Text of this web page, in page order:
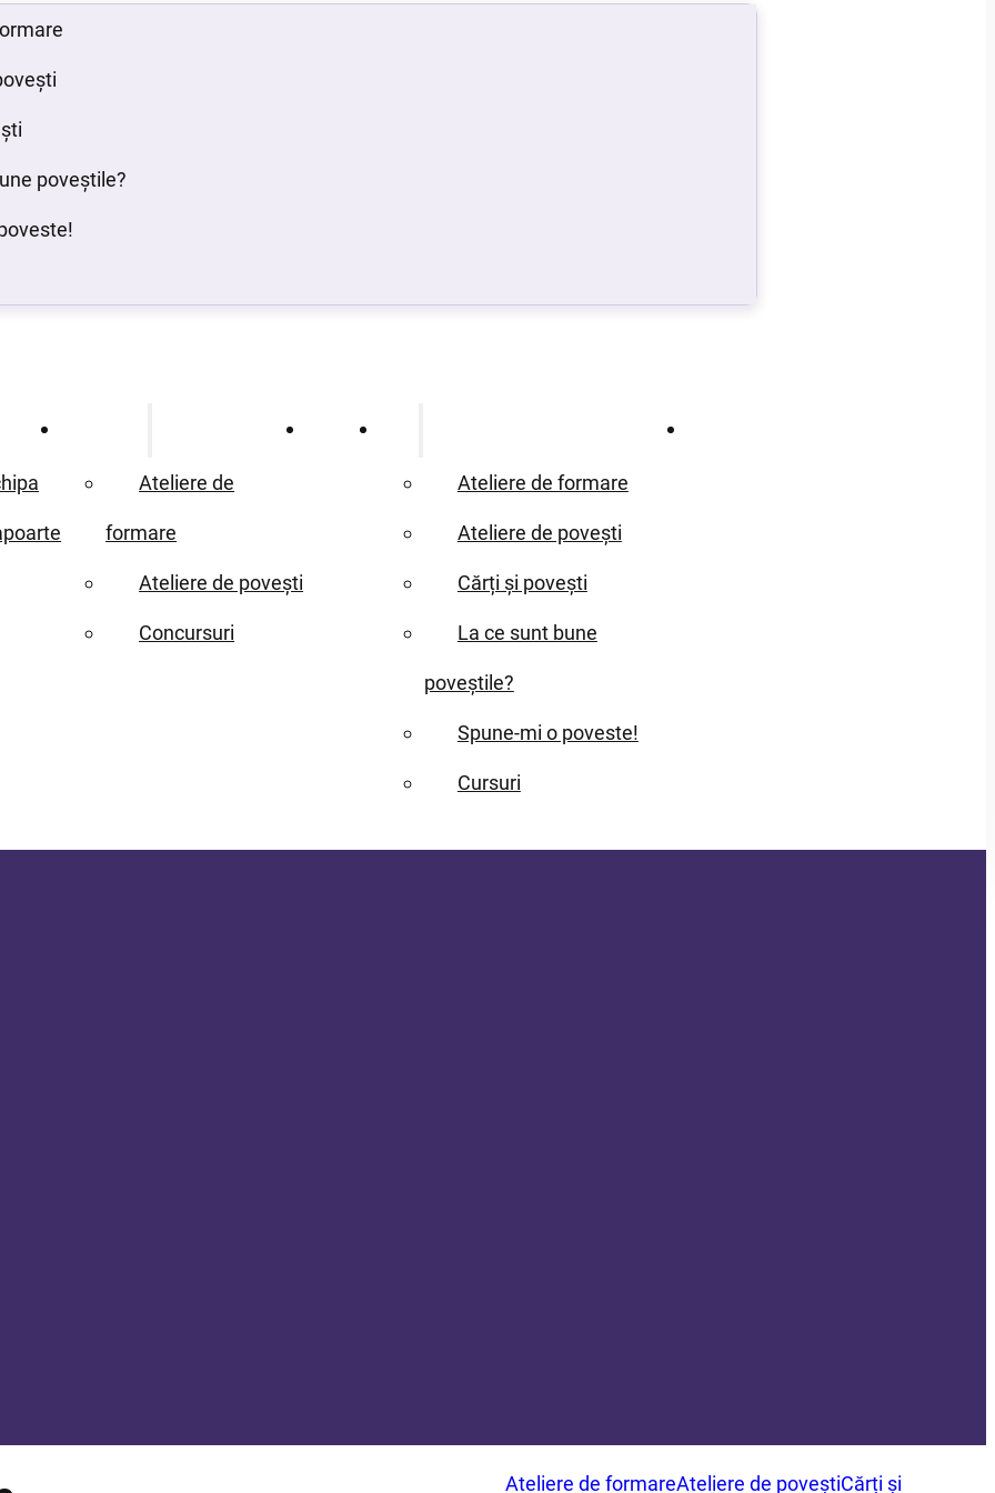
poveștile?
Ateliere de
formare
Ateliere de povești
Concursuri
Proiecte
Ateliere de formare
Ateliere de povești
Cărți și povești
La ce sunt bune
poveștile?
Spune-mi o poveste!
Cursuri
Ateliere de formareAteliere de poveștiCărți și